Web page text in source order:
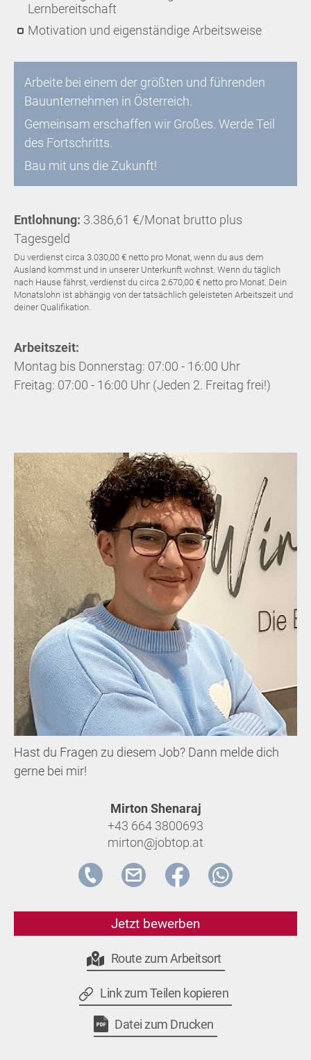
Lernbereitschaft
Motivation und eigenständige Arbeitsweise
Arbeite bei einem der größten und führenden
Bauunternehmen in Österreich.
Gemeinsam erschaffen wir Großes. Werde Teil
des Fortschritts.
Bau mit uns die Zukunft!
Entlohnung: 3.386,61 €/Monat brutto plus
Tagesgeld
Du verdienst circa 3.030,00 € netto pro Monat, wenn du aus dem
Ausland kommst und in unserer Unterkunft wohnst. Wenn du täglich
nach Hause fährst, verdienst du circa 2.670,00 € netto pro Monat. Dein
Monatslohn ist abhängig von der tatsächlich geleisteten Arbeitszeit und
deiner Qualifikation.
Arbeitszeit:
Montag bis Donnerstag: 07:00 - 16:00 Uhr
Freitag: 07:00 - 16:00 Uhr (Jeden 2. Freitag frei!)
Hast du Fragen zu diesem Job? Dann melde dich
gerne bei mir!
Mirton Shenaraj
+43 664 3800693
mirton@jobtop.at
Jetzt bewerben
Route zum Arbeitsort
Link zum Teilen kopieren
Datei zum Drucken